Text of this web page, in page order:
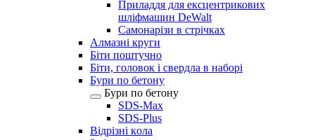
Приладдя для ексцентрикових
шліфмашин DeWalt
Самонарізи в стрічках
Алмазні круги
Біти поштучно
Біти, головок і свердла в наборі
Бури по бетону
Бури по бетону
SDS-Max
SDS-Plus
Відрізні кола